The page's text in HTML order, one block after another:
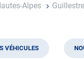
Alpes Guillestre
VÉHICULES